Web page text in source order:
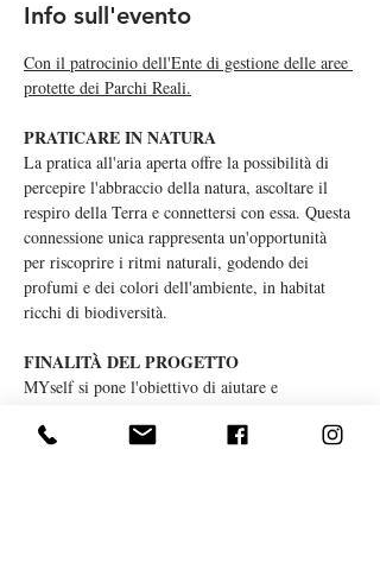
Info sull'evento
Con il patrocinio dell'Ente di gestione delle aree
protette dei Parchi Reali.
PRATICARE IN NATURA
La pratica all'aria aperta offre la possibilità di
percepire l'abbraccio della natura, ascoltare il
respiro della Terra e connettersi con essa. Questa
connessione unica rappresenta un'opportunità
per riscoprire i ritmi naturali, godendo dei
profumi e dei colori dell'ambiente, in habitat
ricchi di biodiversità.
FINALITÀ DEL PROGETTO
MYself si pone l'obiettivo di aiutare e
percorso di benessere, di riaccendere il loro